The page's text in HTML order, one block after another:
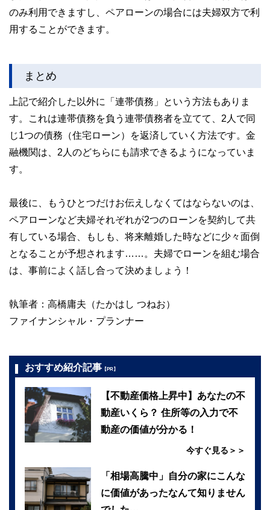
のみ利用できますし、ペアローンの場合には夫婦双方で利
用することができます。
まとめ
上記で紹介した以外に「連帯債務」という方法もありま
す。これは連帯債務を負う連帯債務者を立てて、2人で同
じ1つの債務（住宅ローン）を返済していく方法です。金
融機関は、2人のどちらにも請求できるようになっていま
す。
最後に、もうひとつだけお伝えしなくてはならないのは、
ペアローンなど夫婦それぞれが2つのローンを契約して共
有している場合、もしも、将来離婚した時などに少々面倒
となることが予想されます……。夫婦でローンを組む場合
は、事前によく話し合って決めましょう！
執筆者：高橋庸夫（たかはし つねお）
ファイナンシャル・プランナー
おすすめ紹介記事 【PR】
【不動産価格上昇中】あなたの不
動産いくら？ 住所等の入力で不
動産の価値が分かる！
今すぐ見る＞＞
「相場高騰中」自分の家にこんな
に価値があったなんて知りません